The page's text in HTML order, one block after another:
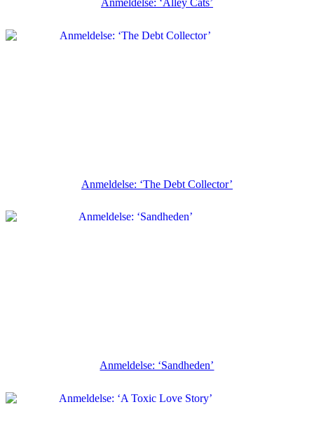
Anmeldelse: ‘The Debt Collector’
Anmeldelse: ‘Sandheden’